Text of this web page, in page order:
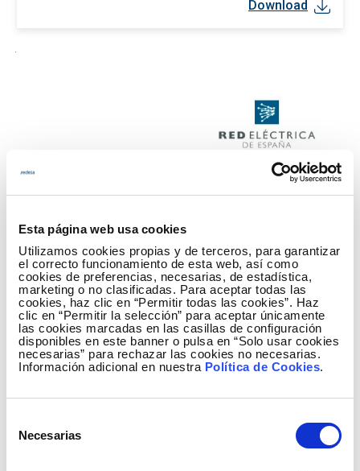
Esta página web usa cookies
Utilizamos cookies propias y de terceros, para garantizar
el correcto funcionamiento de esta web, así como
cookies de preferencias, necesarias, de estadística,
marketing o no clasificadas. Para aceptar todas las
cookies, haz clic en “Permitir todas las cookies”. Haz
clic en “Permitir la selección” para aceptar únicamente
las cookies marcadas en las casillas de configuración
disponibles en este banner o pulsa en “Solo usar cookies
necesarias” para rechazar las cookies no necesarias.
Información adicional en nuestra Política de Cookies.
Necesarias
Download